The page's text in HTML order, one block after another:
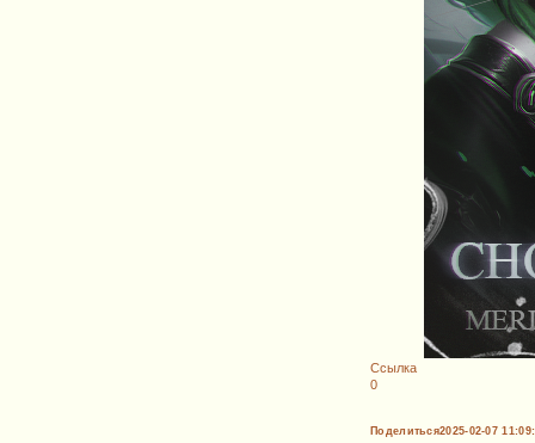
Ссылка
0
Поделиться2025-02-07